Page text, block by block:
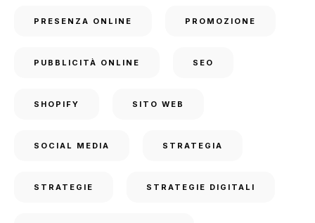
PRESENZA ONLINE PROMOZIONE
PUBBLICITÀ ONLINE SEO
SHOPIFY SITO WEB
SOCIAL MEDIA STRATEGIA
STRATEGIE STRATEGIE DIGITALI